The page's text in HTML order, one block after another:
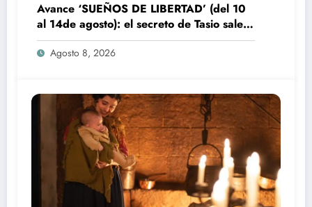
Avance ‘SUEÑOS DE LIBERTAD’ (del 10
al 14de agosto): el secreto de Tasio sale a
la luz
Agosto 8, 2026